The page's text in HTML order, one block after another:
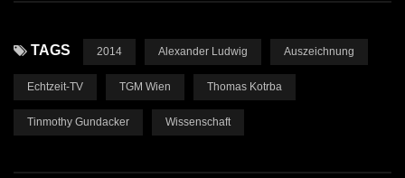
TAGS 2014 Alexander Ludwig Auszeichnung
Echtzeit-TV TGM Wien Thomas Kotrba
Tinmothy Gundacker Wissenschaft